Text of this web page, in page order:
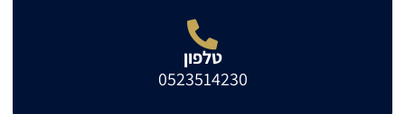
טלפון
0523514230